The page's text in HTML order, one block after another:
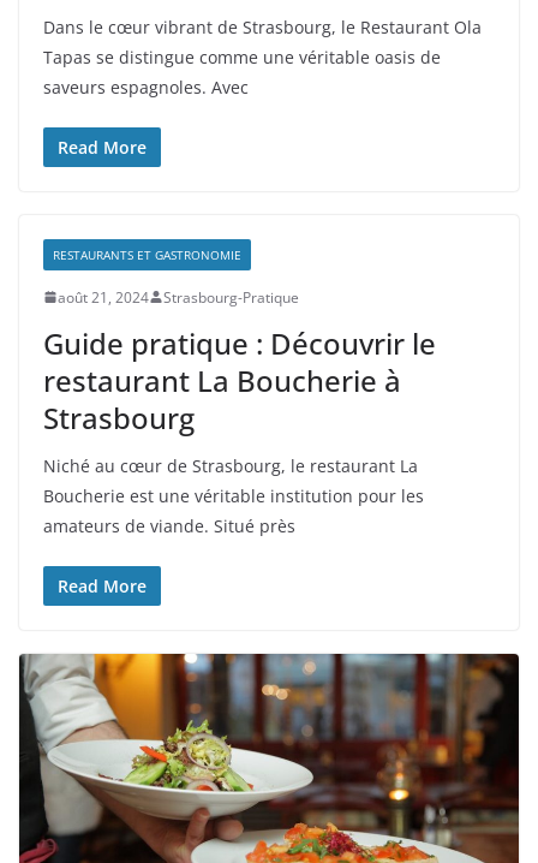
Dans le cœur vibrant de Strasbourg, le Restaurant Ola
Tapas se distingue comme une véritable oasis de
saveurs espagnoles. Avec
Read More
RESTAURANTS ET GASTRONOMIE
août 21, 2024 Strasbourg-Pratique
Guide pratique : Découvrir le
restaurant La Boucherie à
Strasbourg
Niché au cœur de Strasbourg, le restaurant La
Boucherie est une véritable institution pour les
amateurs de viande. Situé près
Read More